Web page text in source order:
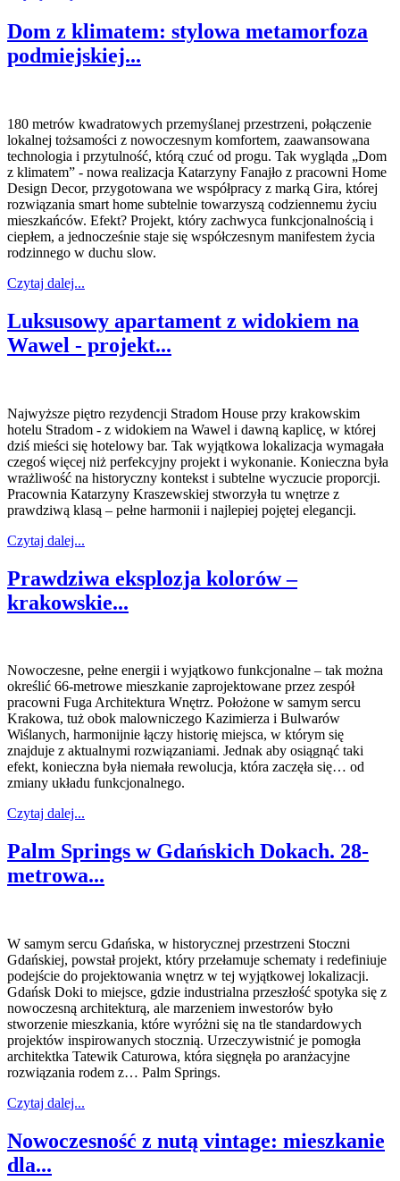
Dom z klimatem: stylowa metamorfoza
podmiejskiej...
180 metrów kwadratowych przemyślanej przestrzeni, połączenie
lokalnej tożsamości z nowoczesnym komfortem, zaawansowana
technologia i przytulność, którą czuć od progu. Tak wygląda „Dom
z klimatem” - nowa realizacja Katarzyny Fanajło z pracowni Home
Design Decor, przygotowana we współpracy z marką Gira, której
rozwiązania smart home subtelnie towarzyszą codziennemu życiu
mieszkańców. Efekt? Projekt, który zachwyca funkcjonalnością i
ciepłem, a jednocześnie staje się współczesnym manifestem życia
rodzinnego w duchu slow.
Czytaj dalej...
Luksusowy apartament z widokiem na
Wawel - projekt...
Najwyższe piętro rezydencji Stradom House przy krakowskim
hotelu Stradom - z widokiem na Wawel i dawną kaplicę, w której
dziś mieści się hotelowy bar. Tak wyjątkowa lokalizacja wymagała
czegoś więcej niż perfekcyjny projekt i wykonanie. Konieczna była
wrażliwość na historyczny kontekst i subtelne wyczucie proporcji.
Pracownia Katarzyny Kraszewskiej stworzyła tu wnętrze z
prawdziwą klasą – pełne harmonii i najlepiej pojętej elegancji.
Czytaj dalej...
Prawdziwa eksplozja kolorów –
krakowskie...
Nowoczesne, pełne energii i wyjątkowo funkcjonalne – tak można
określić 66-metrowe mieszkanie zaprojektowane przez zespół
pracowni Fuga Architektura Wnętrz. Położone w samym sercu
Krakowa, tuż obok malowniczego Kazimierza i Bulwarów
Wiślanych, harmonijnie łączy historię miejsca, w którym się
znajduje z aktualnymi rozwiązaniami. Jednak aby osiągnąć taki
efekt, konieczna była niemała rewolucja, która zaczęła się… od
zmiany układu funkcjonalnego.
Czytaj dalej...
Palm Springs w Gdańskich Dokach. 28-
metrowa...
W samym sercu Gdańska, w historycznej przestrzeni Stoczni
Gdańskiej, powstał projekt, który przełamuje schematy i redefiniuje
podejście do projektowania wnętrz w tej wyjątkowej lokalizacji.
Gdańsk Doki to miejsce, gdzie industrialna przeszłość spotyka się z
nowoczesną architekturą, ale marzeniem inwestorów było
stworzenie mieszkania, które wyróżni się na tle standardowych
projektów inspirowanych stocznią. Urzeczywistnić je pomogła
architektka Tatewik Caturowa, która sięgnęła po aranżacyjne
rozwiązania rodem z… Palm Springs.
Czytaj dalej...
Nowoczesność z nutą vintage: mieszkanie
dla...